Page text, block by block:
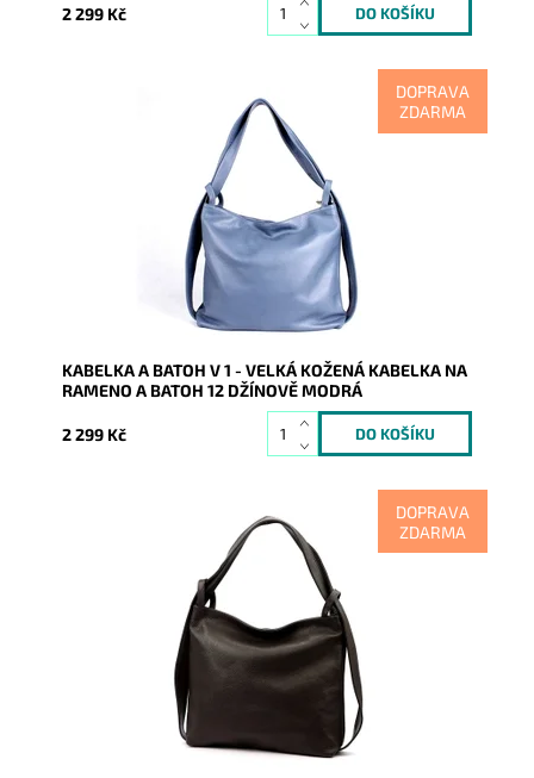
2 299 Kč
DOPRAVA
ZDARMA
Kabelka na rameno a batoh v jednom provedení!
Moderní italský kvalitní kožený doplněk každé ženy.
Skladem
9854
Vera Pelle
2 roky
KABELKA A BATOH V 1 - VELKÁ KOŽENÁ KABELKA NA
RAMENO A BATOH 12 DŽÍNOVĚ MODRÁ
2 299 Kč
DOPRAVA
ZDARMA
Kabelka na rameno a batoh v jednom provedení v
krásné tmavěhnědé barvě! Moderní italský kvalitní
Momentálně nedostupné
20931
Vera Pelle
2 roky